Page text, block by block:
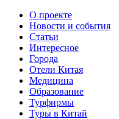
О проекте
Новости и события
Статьи
Интересное
Города
Отели Китая
Медицина
Образование
Турфирмы
Туры в Китай